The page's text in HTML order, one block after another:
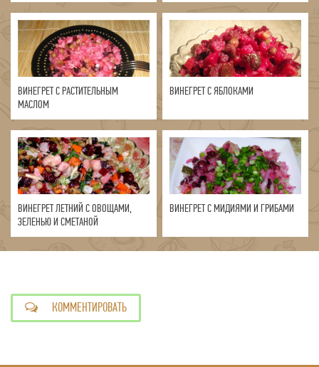
ВИНЕГРЕТ С РАСТИТЕЛЬНЫМ
МАСЛОМ
ВИНЕГРЕТ С ЯБЛОКАМИ
ВИНЕГРЕТ ЛЕТНИЙ С ОВОЩАМИ,
ЗЕЛЕНЬЮ И СМЕТАНОЙ
ВИНЕГРЕТ С МИДИЯМИ И ГРИБАМИ
КОММЕНТИРОВАТЬ